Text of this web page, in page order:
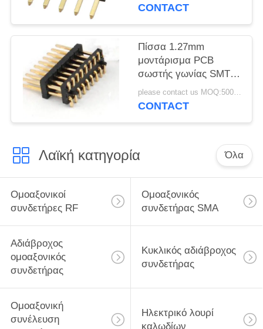
1x5 επιγραφή
CONTACT
Πίσσα 1.27mm
μοντάρισμα PCB
σωστής γωνίας SMT
καρφιτσών
συνδετήρων 2x9
please contact us MOQ:5000pcs
CONTACT
Λαϊκή κατηγορία Όλα
Ομοαξονικοί
συνδετήρες RF
Ομοαξονικός
συνδετήρας SMA
Αδιάβροχος
ομοαξονικός
συνδετήρας
Κυκλικός αδιάβροχος
συνδετήρας
Ομοαξονική
συνέλευση
Ηλεκτρικό λουρί
καλωδίων